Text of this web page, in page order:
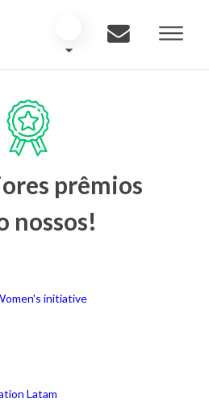
prêmios
nossos!